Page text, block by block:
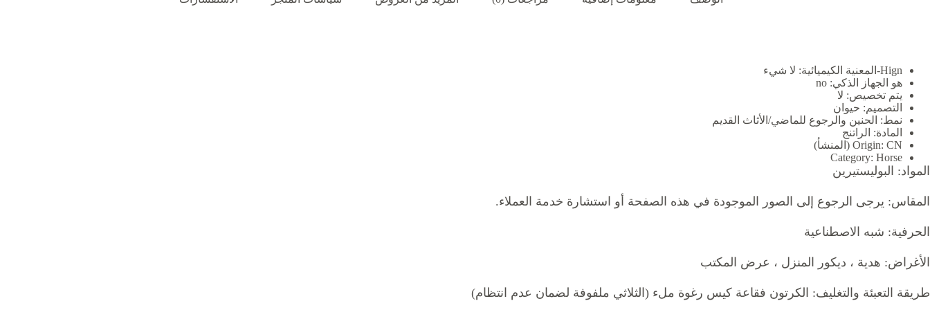
Hign-المعنية الكيميائية:
لا شيء
هو الجهاز الذكي: no
يتم تخصيص: لا
التصميم: حيوان
نمط: الحنين والرجوع للماضي/الأثاث القديم
المادة: الراتنج
Origin: CN (المنشأ)
Category: Horse
المواد: البوليستيرين
المقاس: يرجى الرجوع إلى الصور الموجودة في هذه الصفحة أو استشارة خدمة العملاء.
الحرفية: شبه الاصطناعية
الأغراض: هدية ، ديكور المنزل ، عرض المكتب
طريقة التعبئة والتغليف: الكرتون فقاعة كيس رغوة ملء (الثلاثي ملفوفة لضمان عدم انتظام)